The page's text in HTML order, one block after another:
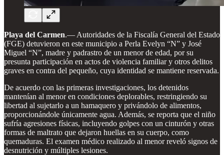
Playa del Carmen.— Autoridades de la Fiscalía General del Estado
(FGE) detuvieron en este municipio a Perla Evelyn “N” y José
Miguel “N”, madre y padrastro de un menor de edad, por su
presunta participación en actos de violencia familiar y otros delitos
graves en contra del pequeño, cuya identidad se mantiene reservada.
De acuerdo con las primeras investigaciones, los detenidos
mantenían al menor en condiciones deplorables, restringiendo su
libertad al sujetarlo a un hamaquero y privándolo de alimentos,
proporcionándole únicamente agua. Además, se reporta que el niño
sufría agresiones físicas, incluyendo golpes con un cinturón y otras
formas de maltrato que dejaron huellas en su cuerpo, como
quemaduras. El examen médico realizado al menor reveló signos de
desnutrición y múltiples lesiones.